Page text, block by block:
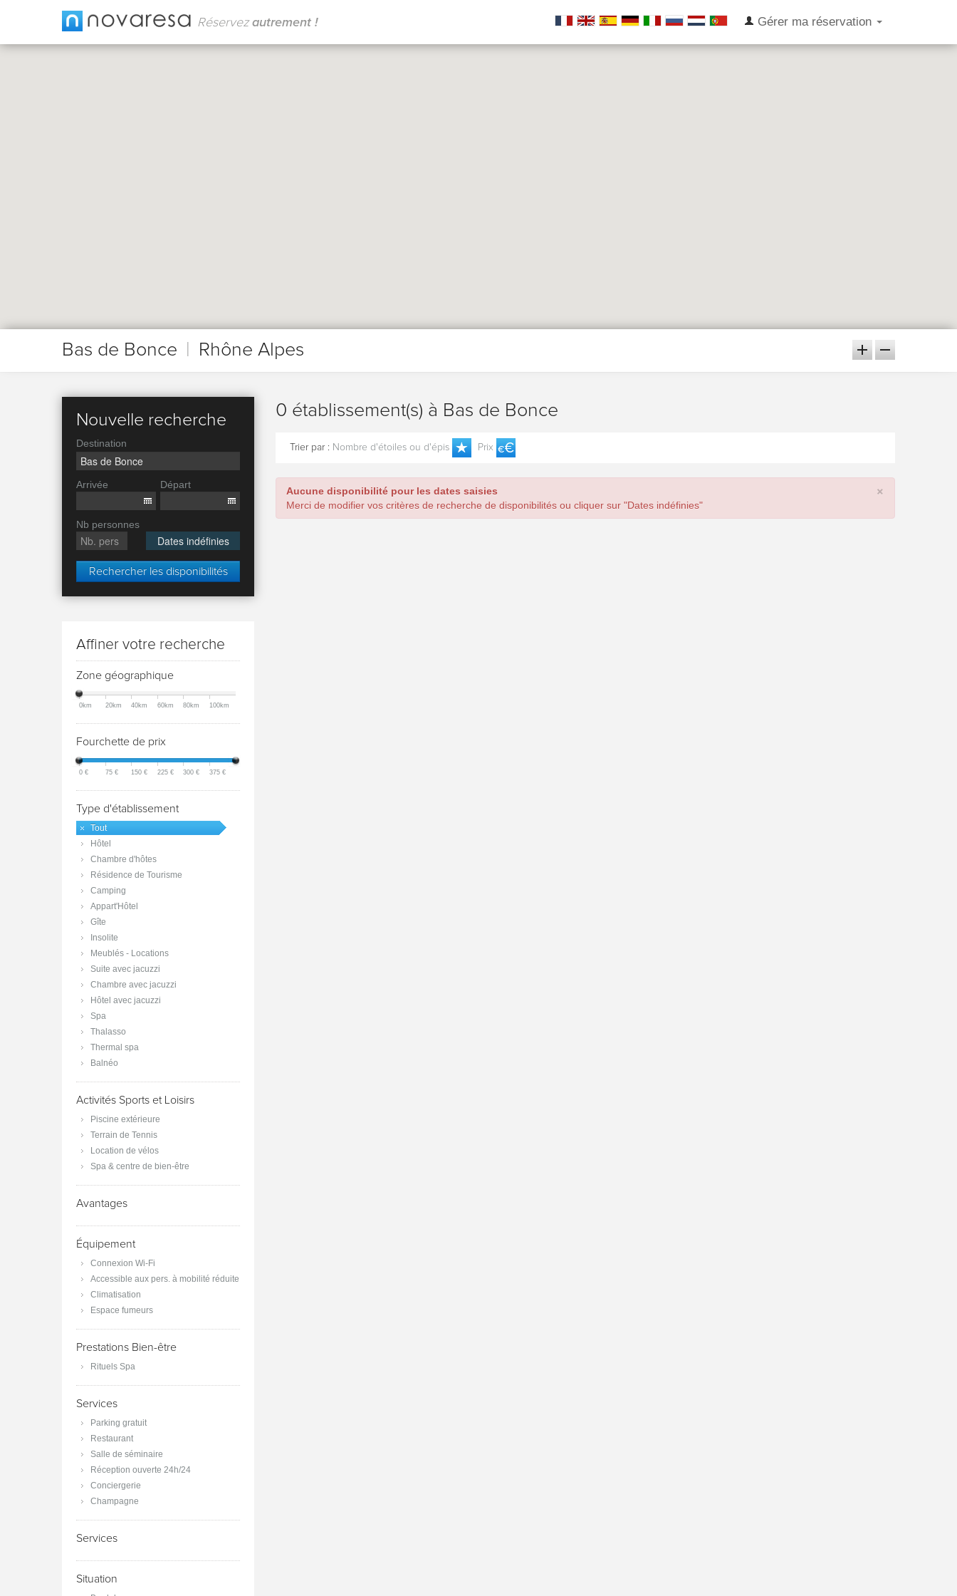
Réservezautrement ! Gérer ma réservation
Bas de Bonce Rhône Alpes
Nouvelle recherche
Destination
Arrivée Départ
Nb personnes
Dates indéfinies
Rechercher les disponibilités
Affiner votre recherche
Zone géographique
0km 20km 40km 60km 80km 100km
Fourchette de prix
0 € 75 € 150 € 225 € 300 € 375 €
Type d'établissement
Tout
Hôtel
Chambre d'hôtes
Résidence de Tourisme
Camping
Appart'Hôtel
Gîte
Insolite
Meublés - Locations
Suite avec jacuzzi
Chambre avec jacuzzi
Hôtel avec jacuzzi
Spa
Thalasso
Thermal spa
Balnéo
Activités Sports et Loisirs
Piscine extérieure
Terrain de Tennis
Location de vélos
Spa & centre de bien-être
Avantages
Équipement
Connexion Wi-Fi
Accessible aux pers. à mobilité réduite
Climatisation
Espace fumeurs
Prestations Bien-être
Rituels Spa
Services
Parking gratuit
Restaurant
Salle de séminaire
Réception ouverte 24h/24
Conciergerie
Champagne
Services
Situation
0 établissement(s) à Bas de Bonce
Trier par : Nombre d'étoiles ou d'épis Prix
×
Aucune disponibilité pour les dates saisies
Merci de modifier vos critères de recherche de disponibilités ou cliquer sur "Dates indéfinies"